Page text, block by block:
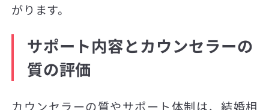
がります。
サポート内容とカウンセラーの
質の評価
カウンセラーの質やサポート体制は、結婚相